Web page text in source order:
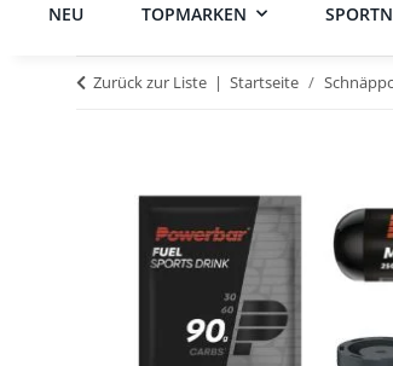
NEU TOPMARKEN
Zurück zur Liste Startseite